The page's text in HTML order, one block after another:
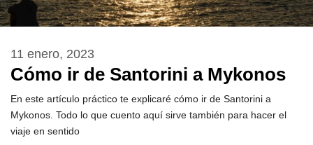
Cómo ir de Santorini a Mykonos
11 enero, 2023
En este artículo práctico te explicaré cómo ir de Santorini a
Mykonos. Todo lo que cuento aquí sirve también para hacer el
viaje en sentido